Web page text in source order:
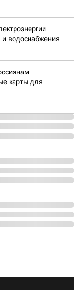
и водоснабжения
карты для